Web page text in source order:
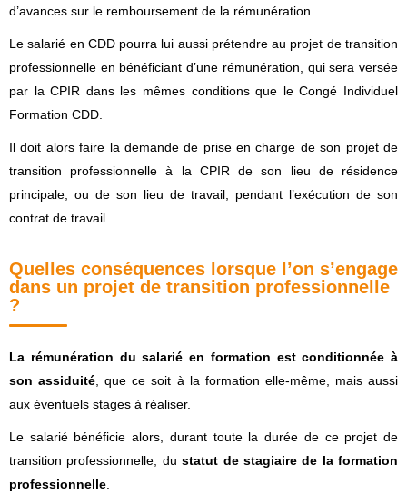
d’avances sur le remboursement de la rémunération .
Le salarié en CDD pourra lui aussi prétendre au projet de transition
professionnelle en bénéficiant d’une rémunération, qui sera versée
par la CPIR dans les mêmes conditions que le Congé Individuel
Formation CDD.
Il doit alors faire la demande de prise en charge de son projet de
transition professionnelle à la CPIR de son lieu de résidence
principale, ou de son lieu de travail, pendant l’exécution de son
contrat de travail.
Quelles conséquences lorsque l’on s’engage
dans un projet de transition professionnelle
?
La rémunération du salarié en formation est conditionnée à
son assiduité , que ce soit à la formation elle-même, mais aussi
aux éventuels stages à réaliser.
Le salarié bénéficie alors, durant toute la durée de ce projet de
transition professionnelle, dustatut de stagiaire de la formation
professionnelle